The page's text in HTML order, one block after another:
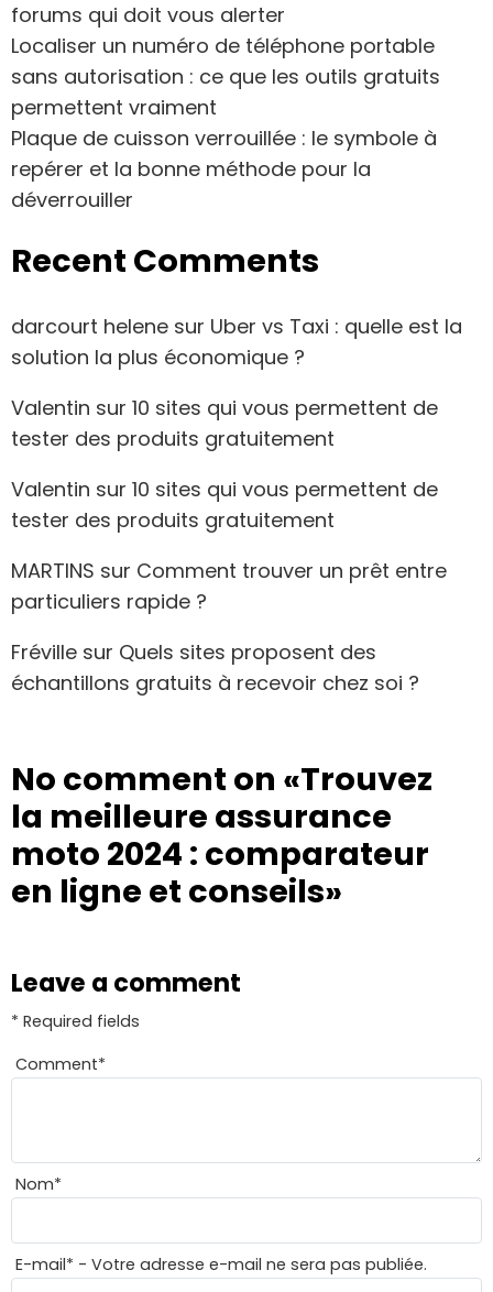
forums qui doit vous alerter
Localiser un numéro de téléphone portable
sans autorisation : ce que les outils gratuits
permettent vraiment
Plaque de cuisson verrouillée : le symbole à
repérer et la bonne méthode pour la
déverrouiller
Recent Comments
darcourt helene sur Uber vs Taxi : quelle est la
solution la plus économique ?
Valentin sur 10 sites qui vous permettent de
tester des produits gratuitement
Valentin sur 10 sites qui vous permettent de
tester des produits gratuitement
MARTINS sur Comment trouver un prêt entre
particuliers rapide ?
Fréville sur Quels sites proposent des
échantillons gratuits à recevoir chez soi ?
No comment on «Trouvez
la meilleure assurance
moto 2024 : comparateur
en ligne et conseils»
Leave a comment
* Required fields
Comment*
Nom*
E-mail* - Votre adresse e-mail ne sera pas publiée.